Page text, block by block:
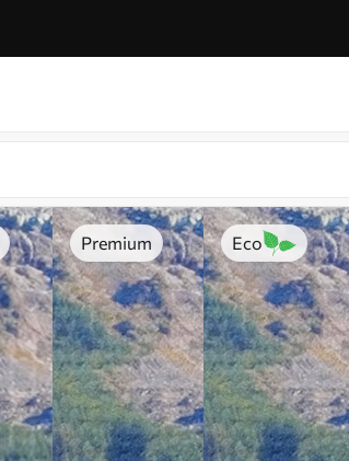
Premium Eco